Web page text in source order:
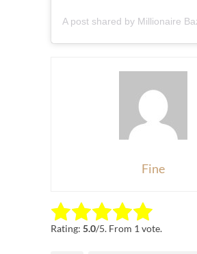
Fine
Rate this item: Submit Rating
Rating: 5.0/5. From 1 vote.